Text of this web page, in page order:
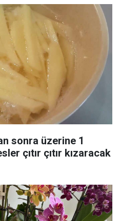
sonra üzerine 1
çıtır çıtır kızaracak